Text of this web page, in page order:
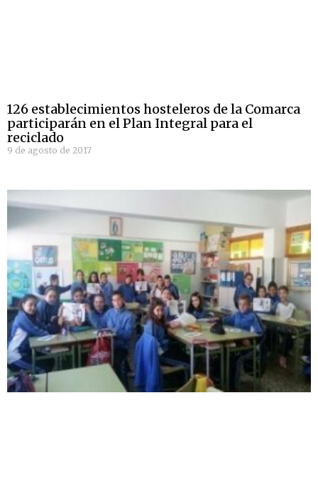
126 establecimientos hosteleros de la Comarca
participarán en el Plan Integral para el
reciclado
9 de agosto de 2017